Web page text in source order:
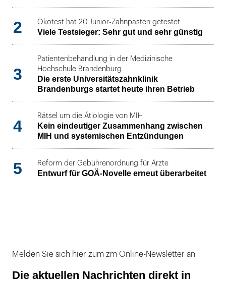
2 Ökotest hat 20 Junior-Zahnpasten getestet
Viele Testsieger: Sehr gut und sehr günstig
3
Patientenbehandlung in der Medizinische
Hochschule Brandenburg
Die erste Universitätszahnklinik
Brandenburgs startet heute ihren Betrieb
4
Rätsel um die Ätiologie von MIH
Kein eindeutiger Zusammenhang zwischen
MIH und systemischen Entzündungen
5 Reform der Gebührenordnung für Ärzte
Entwurf für GOÄ-Novelle erneut überarbeitet
Melden Sie sich hier zum zm Online-Newsletter an
Die aktuellen Nachrichten direkt in